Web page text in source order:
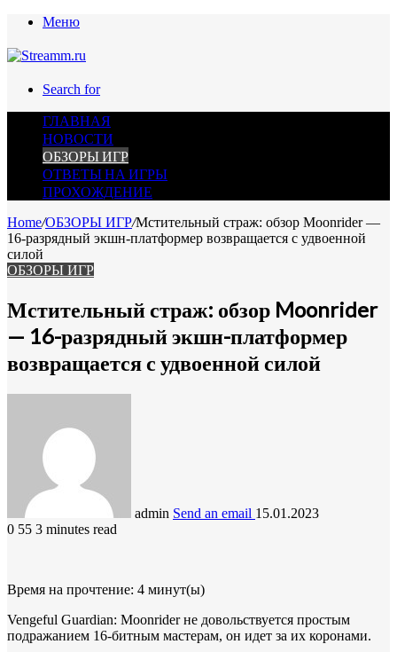
Меню
Search for
ГЛАВНАЯ
НОВОСТИ
ОБЗОРЫ ИГР
ОТВЕТЫ НА ИГРЫ
ПРОХОЖДЕНИЕ
Home/ОБЗОРЫ ИГР/Мстительный страж: обзор Moonrider —
16-разрядный экшн-платформер возвращается с удвоенной
силой
ОБЗОРЫ ИГР
Мстительный страж: обзор Moonrider
— 16-разрядный экшн-платформер
возвращается с удвоенной силой
admin Send an email 15.01.2023
0 55 3 minutes read
Время на прочтение: 4 минут(ы)
Vengeful Guardian: Moonrider не довольствуется простым
подражанием 16-битным мастерам, он идет за их коронами.